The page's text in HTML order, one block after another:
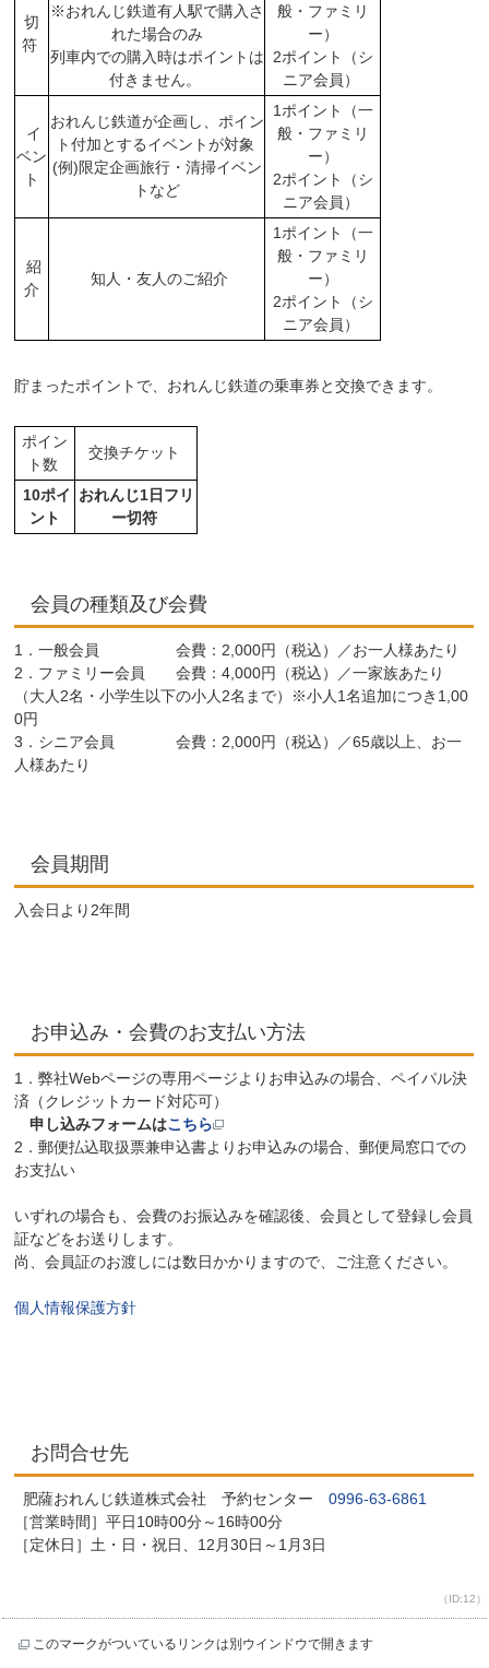
切
符
※おれんじ鉄道有人駅で購入さ
れた場合のみ
列車内での購入時はポイントは
付きません。
般・ファミリ
ー）
2ポイント（シ
ニア会員）
イ
ベン
ト
おれんじ鉄道が企画し、ポイン
ト付加とするイベントが対象
(例)限定企画旅行・清掃イベン
トなど
1ポイント（一
般・ファミリ
ー）
2ポイント（シ
ニア会員）
紹
介
知人・友人のご紹介
1ポイント（一
般・ファミリ
ー）
2ポイント（シ
ニア会員）
貯まったポイントで、おれんじ鉄道の乗車券と交換できます。
ポイン
ト数
交換チケット
10ポイ
ント
おれんじ1日フリ
ー切符
会員の種類及び会費
1．一般会員 会費：2,000円（税込）／お一人様あたり
2．ファミリー会員 会費：4,000円（税込）／一家族あたり
（大人2名・小学生以下の小人2名まで）※小人1名追加につき1,00
0円
3．シニア会員 会費：2,000円（税込）／65歳以上、お一
人様あたり
会員期間
入会日より2年間
お申込み・会費のお支払い方法
1．弊社Webページの専用ページよりお申込みの場合、ペイパル決
済（クレジットカード対応可）
申し込みフォームはこちら
2．郵便払込取扱票兼申込書よりお申込みの場合、郵便局窓口での
お支払い
いずれの場合も、会費のお振込みを確認後、会員として登録し会員
証などをお送りします。
尚、会員証のお渡しには数日かかりますので、ご注意ください。
個人情報保護方針
お問合せ先
肥薩おれんじ鉄道株式会社 予約センター0996-63-6861
［営業時間］平日10時00分～16時00分
［定休日］土・日・祝日、12月30日～1月3日
（ID:12）
このマークがついているリンクは別ウインドウで開きます